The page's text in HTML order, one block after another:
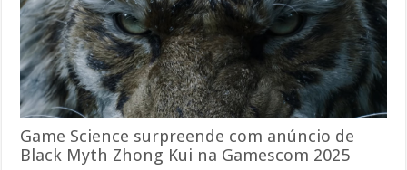
Game Science surpreende com anúncio de
Black Myth Zhong Kui na Gamescom 2025